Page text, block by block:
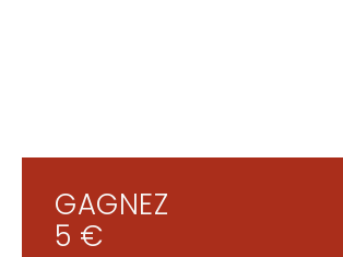
GAGNEZ
5 €